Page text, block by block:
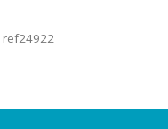
ref24922